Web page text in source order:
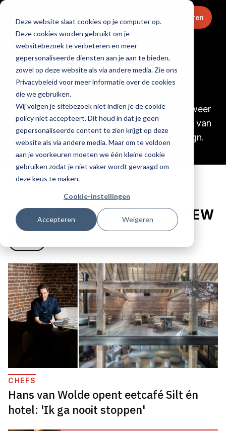
Deze website slaat cookies op je computer op.
Deze cookies worden gebruikt om je
websitebezoek te verbeteren en meer
gepersonaliseerde diensten aan je aan te bieden,
zowel op deze website als via andere media. Zie ons
Privacybeleid voor meer informatie over de cookies
die we gebruiken.
Wij volgen je sitebezoek niet indien je de cookie
policy niet accepteert. Dit houd in dat je geen
gepersonaliseerde content te zien krijgt op deze
website als via andere media. Maar om te voldoen
aan je voorkeuren moeten we één kleine cookie
gebruiken zodat je niet vaker wordt gevraagd om
deze keus te maken.
Cookie-instellingen
Accepteren Weigeren
Menu Abonneren
Home
OPENINGEN & DESIGN
Op deze pagina lees je alles over nieuwe
horecazaken en zaken die na een re-styling weer
open zijn. Verder houden we je op de hoogte van
alle trends en nieuws op het gebied van design.
ALLES OVER CHEFINTERVIEW
CHEFS
Hans van Wolde opent eetcafé Silt én
hotel: 'Ik ga nooit stoppen'